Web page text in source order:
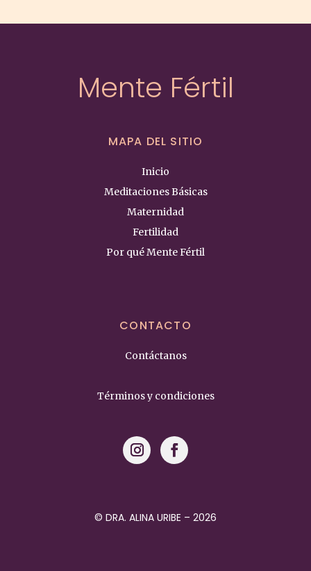
Mente Fértil
MAPA DEL SITIO
Inicio
Meditaciones Básicas
Maternidad
Fertilidad
Por qué Mente Fértil
CONTACTO
Contáctanos
Términos y condiciones
© DRA. ALINA URIBE – 2026